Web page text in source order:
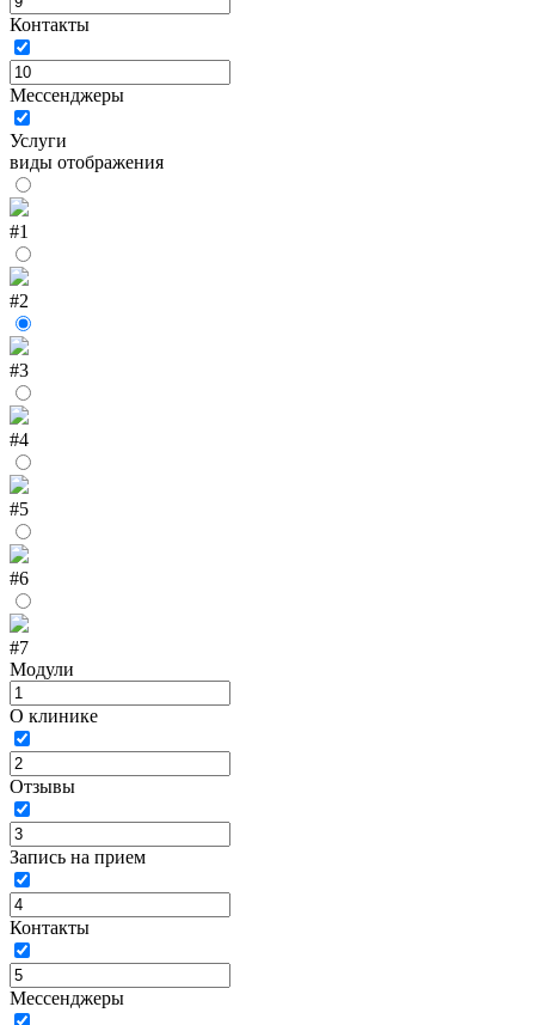
Контакты
Мессенджеры
Услуги
виды отображения
#1
#2
#3
#4
#5
#6
#7
Модули
О клинике
Отзывы
Запись на прием
Контакты
Мессенджеры